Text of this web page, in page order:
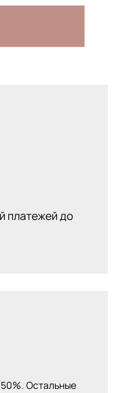
платежей до
Остальные